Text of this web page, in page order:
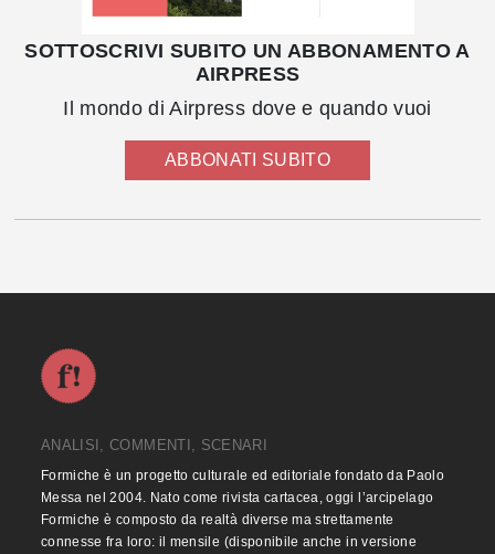
SOTTOSCRIVI SUBITO UN ABBONAMENTO A
AIRPRESS
Il mondo di Airpress dove e quando vuoi
ABBONATI SUBITO
ANALISI, COMMENTI, SCENARI
Formiche è un progetto culturale ed editoriale fondato da Paolo
Messa nel 2004. Nato come rivista cartacea, oggi l’arcipelago
Formiche è composto da realtà diverse ma strettamente
connesse fra loro: il mensile (disponibile anche in versione